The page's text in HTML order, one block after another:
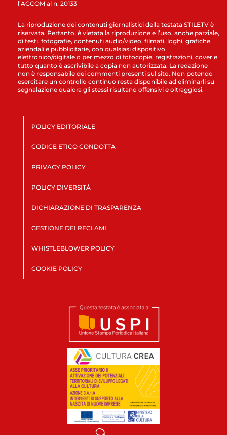
l’AGCOM al n. 20133
La riproduzione dei contenuti giornalistici della testata STILETV è
riservata. Pertanto, è vietata la riproduzione e l’uso, anche parziale,
di testi, fotografie, contenuti audio/video, filmati, loghi, grafiche
aziendali e pubblicitarie, con qualsiasi dispositivo
elettronico/digitale o per mezzo di fotocopie, registrazioni, cover e
tutto quanto è ascrivibile a copia non autorizzata. La redazione
non è responsabile dei commenti presenti sul sito. Non potendo
esercitare un controllo continuo resta disponibile ad eliminarli su
segnalazione qualora gli stessi risultano offensivi e oltraggiosi.
POLICY EDITORIALE
CODICE ETICO CONDOTTA
PRIVACY POLICY
POLICY DIVERSITÀ
DICHIARAZIONE DI TRASPARENZA
GESTIONE DEI RECLAMI
WHISTLEBLOWER POLICY
COOKIE POLICY